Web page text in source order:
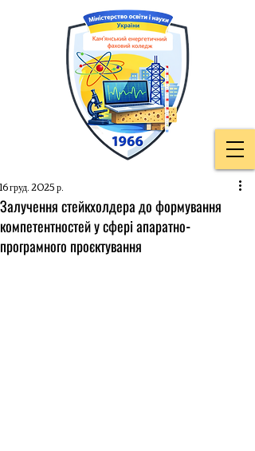
Залучення стейкхолдера до формування
компетентностей у сфері апаратно-
програмного проєктування
16 груд. 2025 р.